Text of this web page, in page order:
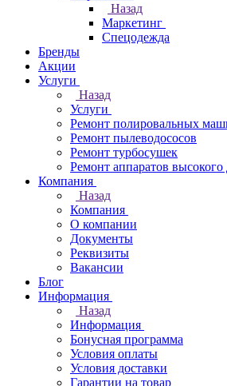
Назад
Маркетинг
Спецодежда
Бренды
Акции
Услуги
Назад
Услуги
Ремонт полировальных
Ремонт пылеводососов
Ремонт турбосушек
Ремонт аппаратов высокого
Компания
Назад
Компания
О компании
Документы
Реквизиты
Вакансии
Блог
Информация
Назад
Информация
Бонусная программа
Условия оплаты
Условия доставки
Гарантии на товар